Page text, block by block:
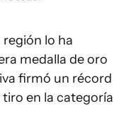
región lo ha
medalla de oro
firmó un récord
en la categoría